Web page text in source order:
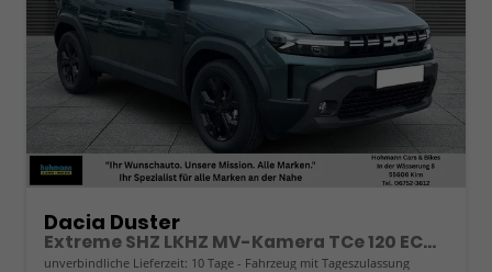
Dacia Duster
Extreme SHZ LKHZ MV-Kamera TCe 120 ECO-G
unverbindliche Lieferzeit: 10 Tage Fahrzeug mit Tageszulassung